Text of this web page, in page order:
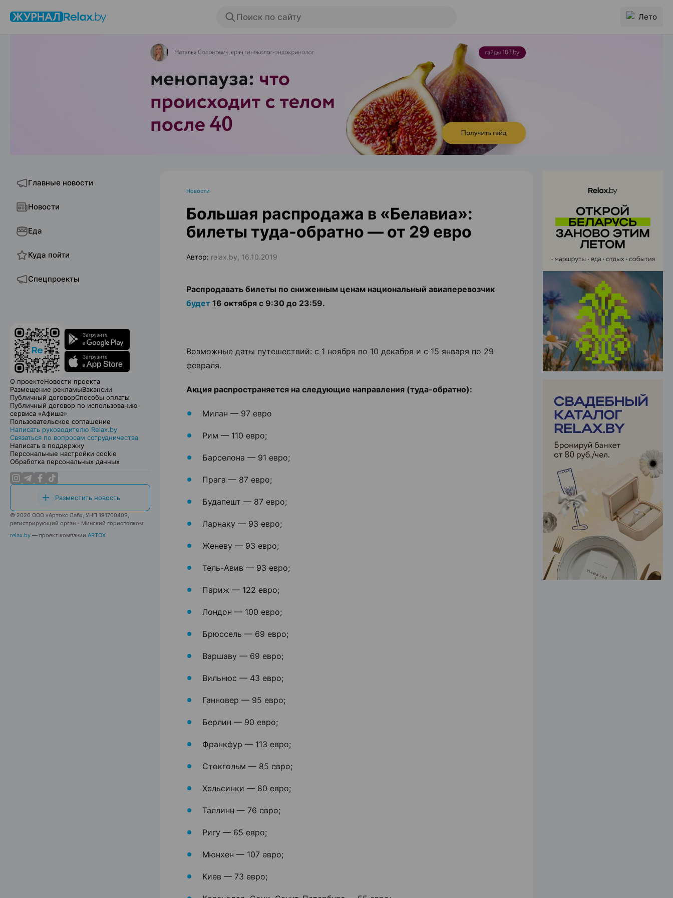
Поиск по сайту Лето
ЭФФЕКТИВНАЯ РЕКЛАМА НА САЙТЕ
Главные новости
Новости
Еда
Куда пойти
Спецпроекты
О проектеНовости проекта
Размещение рекламыВакансии
Публичный договорСпособы оплаты
Публичный договор по использованию
сервиса «Афиша»
Пользовательское соглашение
Написать руководителю Relax.by
Связаться по вопросам сотрудничества
Написать в поддержку
Персональные настройки cookie
Обработка персональных данных
Разместить новость
© 2026 ООО «Артокс Лаб», УНП 191700409,
регистрирующий орган - Минский горисполком
relax.by — проект компании ARTOX
Новости
Большая распродажа в «Белавиа»:
билеты туда-обратно — от 29 евро
Автор: relax.by, 16.10.2019
Распродавать билеты по сниженным ценам национальный авиаперевозчик
будет 16 октября с 9:30 до 23:59.
Возможные даты путешествий: с 1 ноября по 10 декабря и с 15 января по 29
февраля.
Акция распространяется на следующие направления (туда-обратно):
Милан — 97 евро
Рим — 110 евро;
Барселона — 91 евро;
Прага — 87 евро;
Будапешт — 87 евро;
Ларнаку — 93 евро;
Женеву — 93 евро;
Тель-Авив — 93 евро;
Париж — 122 евро;
Лондон — 100 евро;
Брюссель — 69 евро;
Варшаву — 69 евро;
Вильнюс — 43 евро;
Ганновер — 95 евро;
Берлин — 90 евро;
Франкфур — 113 евро;
Стокгольм — 85 евро;
Хельсинки — 80 евро;
Таллинн — 76 евро;
Ригу — 65 евро;
Мюнхен — 107 евро;
Киев — 73 евро;
ЭФФЕКТИВНАЯ РЕКЛАМА НА САЙТЕ
ЭФФЕКТИВНАЯ РЕКЛАМА НА САЙТЕ